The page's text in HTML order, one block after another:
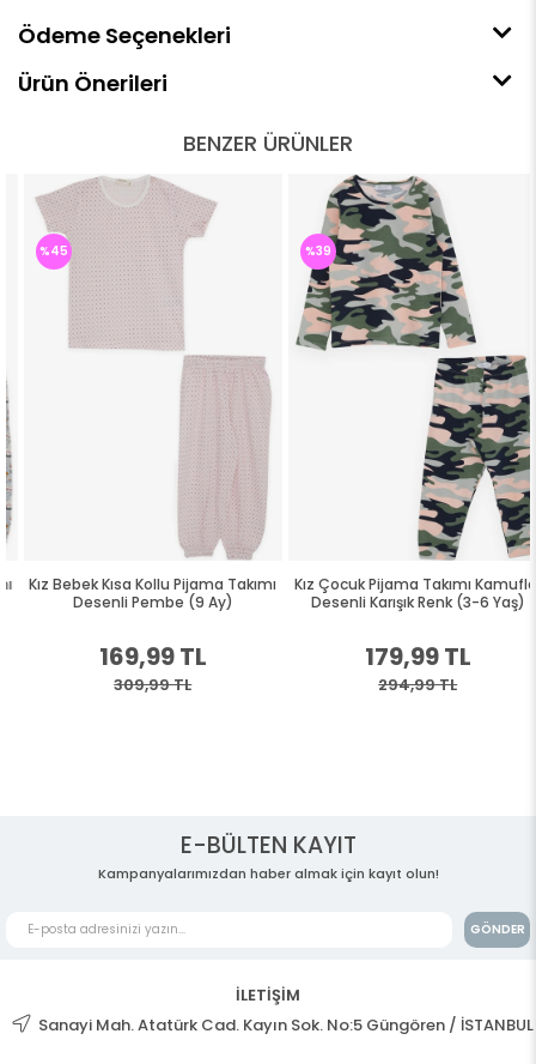
Ödeme Seçenekleri
Ürün Önerileri
BENZER ÜRÜNLER
Kız Bebek Kısa Kollu Pijama Takımı
Desenli Pembe (9 Ay)
169,99 TL
309,99 TL
%45
Kız Çocuk Pijama Takımı Kamuflaj
Desenli Karışık Renk (3-6 Yaş)
179,99 TL
294,99 TL
%39
E-BÜLTEN KAYIT
Kampanyalarımızdan haber almak için kayıt olun!
GÖNDER
İLETİŞİM
Sanayi Mah. Atatürk Cad. Kayın Sok. No:5 Güngören / İSTANBUL